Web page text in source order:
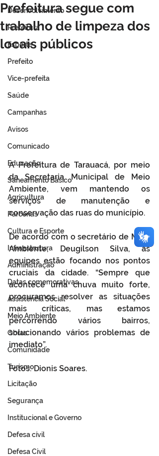
Desenvolvimento
Prefeitura
Esporte
Prefeito
Vice-prefeita
Saúde
Campanhas
Avisos
Comunicado
Educação
Saneamento Básico
Agricultura
Parcerias
Cultura e Esporte
Infraestrutura
Administração
Datas comemorativas
Assistência Social
Meio Ambiente
Obras
Comunidade
Turismo
Licitação
Segurança
Institucional e Governo
Defesa cívil
Defesa Civil
Prefeitura segue com
trabalho de limpeza dos
locais públicos
A Prefeitura de Tarauacá, por meio
da Secretaria Municipal de Meio
Ambiente, vem mantendo os
serviços de manutenção e
conservação das ruas do município.
De acordo com o secretário de Meio
Ambiente, Deugilson Silva, as
equipes estão focando nos pontos
cruciais da cidade. “Sempre que
acontece uma chuva muito forte,
procuramos resolver as situações
mais críticas, mas estamos
percorrendo vários bairros,
solucionando vários problemas de
imediato”.
Fotos: Dionis Soares.